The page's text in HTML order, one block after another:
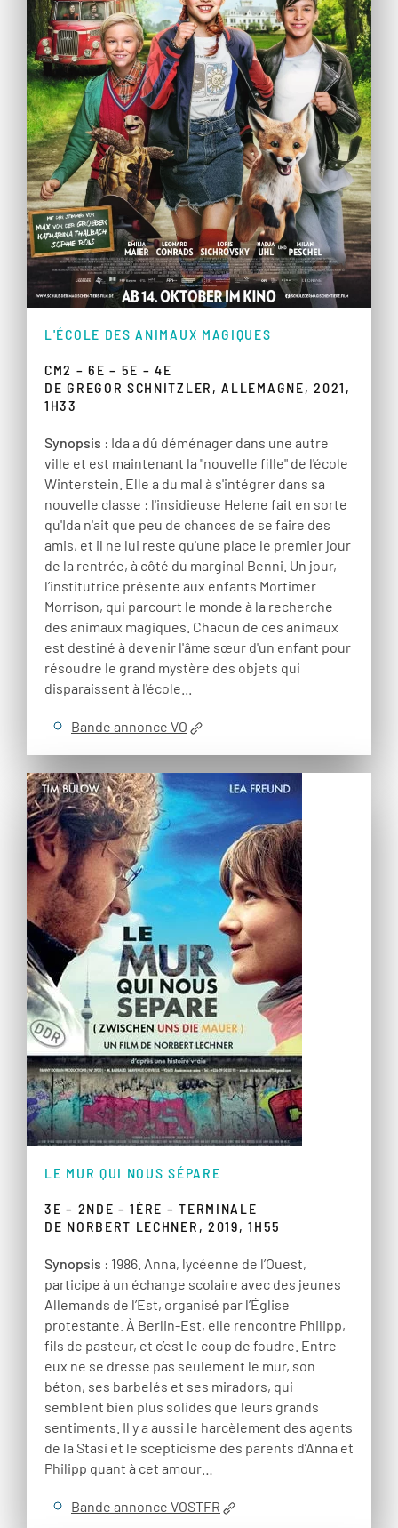
L'ÉCOLE DES ANIMAUX MAGIQUES
CM2 – 6E – 5E – 4E
DE GREGOR SCHNITZLER, ALLEMAGNE, 2021,
1H33
Synopsis : Ida a dû déménager dans une autre
ville et est maintenant la "nouvelle fille" de l'école
Winterstein. Elle a du mal à s'intégrer dans sa
nouvelle classe : l'insidieuse Helene fait en sorte
qu'Ida n'ait que peu de chances de se faire des
amis, et il ne lui reste qu'une place le premier jour
de la rentrée, à côté du marginal Benni. Un jour,
l’institutrice présente aux enfants Mortimer
Morrison, qui parcourt le monde à la recherche
des animaux magiques. Chacun de ces animaux
est destiné à devenir l'âme sœur d'un enfant pour
résoudre le grand mystère des objets qui
disparaissent à l'école...
Bande annonce VO
LE MUR QUI NOUS SÉPARE
3E – 2NDE – 1ÈRE – TERMINALE
DE NORBERT LECHNER, 2019, 1H55
Synopsis : 1986. Anna, lycéenne de l’Ouest,
participe à un échange scolaire avec des jeunes
Allemands de l’Est, organisé par l’Église
protestante. À Berlin-Est, elle rencontre Philipp,
fils de pasteur, et c’est le coup de foudre. Entre
eux ne se dresse pas seulement le mur, son
béton, ses barbelés et ses miradors, qui
semblent bien plus solides que leurs grands
sentiments. Il y a aussi le harcèlement des agents
de la Stasi et le scepticisme des parents d’Anna et
Philipp quant à cet amour…
Bande annonce VOSTFR